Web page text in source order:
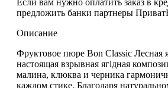
предложить банки партнеры
Описание
Фруктовое пюре Bon Classic Лесная
настоящая взрывная ягідная
малина, клюква и черника
каждом стике. Благодаря